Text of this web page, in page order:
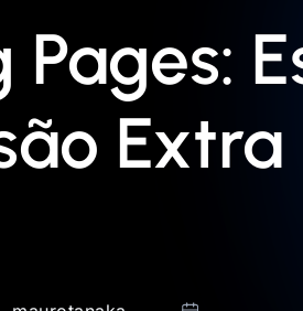
Pages:
Extra